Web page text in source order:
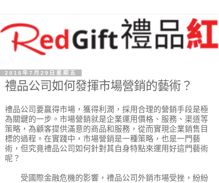
2016年7月29日星期五
禮品公司如何發揮市場營銷的藝術？
禮品公司要贏得市場，獲得利潤，採用合理的營銷手段是極
為關鍵的一步。市場營銷就是企業運用價格、服務、渠道等
策略，為顧客提供滿意的商品和服務，從而實現企業銷售目
標的過程。在實踐中，市場營銷是一種策略，也是一門藝
術，但究竟禮品公司如何針對其自身特點來運用好這門藝術
呢？
受國際金融危機的影響，禮品公司外銷市場受挫，紛紛